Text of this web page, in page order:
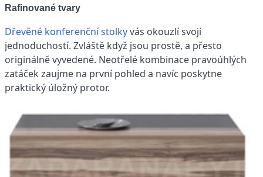
Rafinované tvary
Dřevěné konferenční stolkyvás okouzlí svojí
jednoduchostí. Zvláště když jsou prostě, a přesto
originálně vyvedené. Neotřelé kombinace pravoúhlých
zatáček zaujme na první pohled a navíc poskytne
praktický úložný protor.